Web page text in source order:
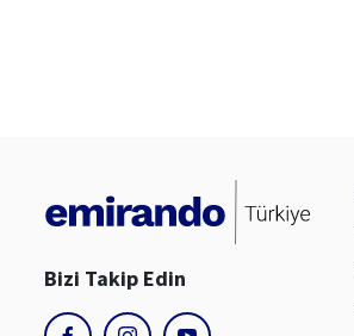
Bizi Takip Edin
youtube